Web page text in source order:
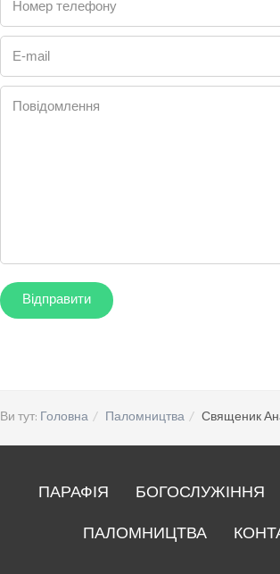
Номер телефону
E-mail
Повідомлення
Ви тут: Головна Паломництва Священик
ПАРАФІЯ БОГОСЛУЖІННЯ
ПАЛОМНИЦТВА